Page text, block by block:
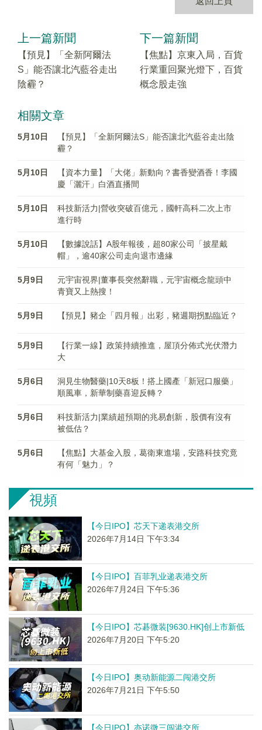
上一篇新聞
【預見】「全新阿爾法
S」能否讓北汽藍谷走出
陰霾？
下一篇新聞
【焦點】京東入局，百貨
行業重回聚光燈下，百貨
概念股走強
相關文章
5月10日
【預見】「全新阿爾法S」能否讓北汽藍谷走出陰
霾？
5月10日
【資本力量】「大佬」新動向？書香變酒香！李國
慶「灑汗」白酒直播間
5月10日
科技新活力|營收突破百億元，國軒高科二次上市
進行時
5月10日
【數據說話】A股年報後，超80家公司「披星戴
帽」，逾40家公司走向退市邊緣
5月9日
元宇宙視界|董事長突然辭職，元宇宙概念龍頭中
青寶又上熱搜！
5月9日 【預見】豬企「四月報」出彩，豬週期拐點臨近？
5月9日
【行業一線】政策持續推進，屋頂分佈式光伏潛力
大
5月6日
洞見生物醫藥|10天8板！搭上國產「新冠口服藥」
順風車，新華制藥喜迎反轉？
5月6日
科技新活力|業績超預期的兆易創新，股價有沒有
被低估？
5月6日
【焦點】大基金入股，葛衛東進場，安路科技究竟
有何「魅力」？
視頻
【今日IPO】芯天下递表港交所
2026年7月14日 下午3:34
【今日IPO】百菲乳业递表港交所
2026年7月24日 下午5:36
【今日IPO】芯碁微装[9630.HK]创上市新低
2026年7月20日 下午5:20
【今日IPO】奥动新能源二闯港交所
2026年7月21日 下午5:50
【今日IPO】亦诺微三闯港交所